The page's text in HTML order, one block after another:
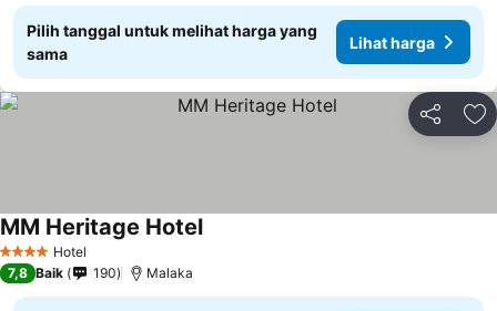
Pilih tanggal untuk melihat harga yang
sama
Lihat harga
Bagikan
4 BintangHotel
MM Heritage Hotel
7,8 Baik 190 Malaka